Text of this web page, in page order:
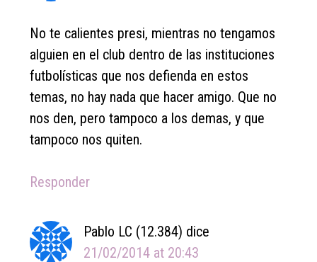
No te calientes presi, mientras no tengamos
alguien en el club dentro de las instituciones
futbolísticas que nos defienda en estos
temas, no hay nada que hacer amigo. Que no
nos den, pero tampoco a los demas, y que
tampoco nos quiten.
Responder
Pablo LC (12.384) dice
21/02/2014 at 20:43